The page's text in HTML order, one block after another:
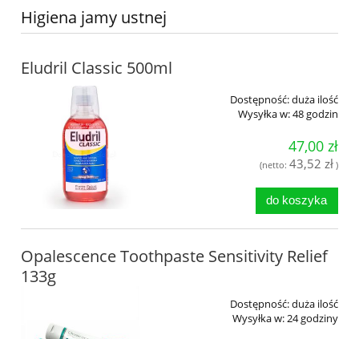
Higiena jamy ustnej
Eludril Classic 500ml
Dostępność:duża ilość
Wysyłka w:48 godzin
47,00 zł
(netto: 43,52 zł )
do koszyka
Opalescence Toothpaste Sensitivity Relief
133g
Dostępność:duża ilość
Wysyłka w:24 godziny